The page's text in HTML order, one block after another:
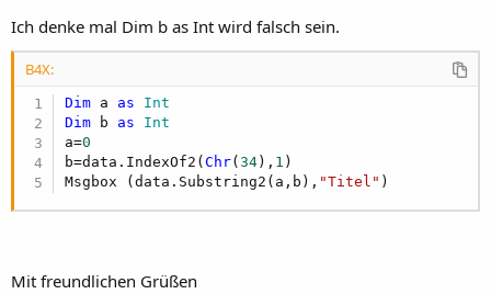
Ich denke mal Dim b as Int wird falsch sein.
B4X:
Dim a as Int
Dim b as Int
a=0
b=data.IndexOf2(Chr(34 ), 1 )
Msgbox (data.Substring2(a,b), "Titel" )
Mit freundlichen Grüßen